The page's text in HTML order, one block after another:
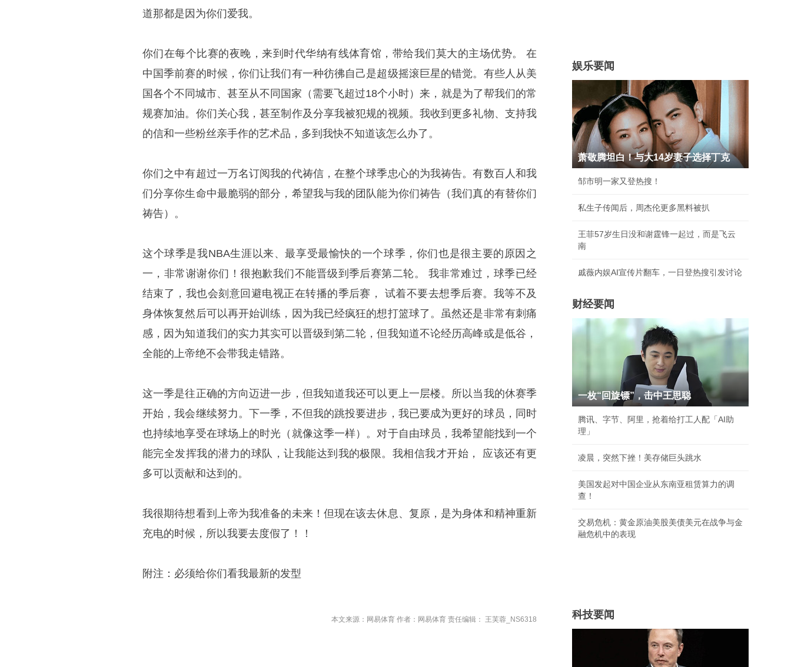
道那都是因为你们爱我。
你们在每个比赛的夜晚，来到时代华纳有线体育馆，带给我们莫大的主场优势。 在
中国季前赛的时候，你们让我们有一种彷彿自己是超级摇滚巨星的错觉。有些人从美
国各个不同城市、甚至从不同国家（需要飞超过18个小时）来，就是为了帮我们的常
规赛加油。你们关心我，甚至制作及分享我被犯规的视频。我收到更多礼物、支持我
的信和一些粉丝亲手作的艺术品，多到我快不知道该怎么办了。
你们之中有超过一万名订阅我的代祷信，在整个球季忠心的为我祷告。有数百人和我
们分享你生命中最脆弱的部分，希望我与我的团队能为你们祷告（我们真的有替你们
祷告）。
这个球季是我NBA生涯以来、最享受最愉快的一个球季，你们也是很主要的原因之
一，非常谢谢你们！很抱歉我们不能晋级到季后赛第二轮。 我非常难过，球季已经
结束了，我也会刻意回避电视正在转播的季后赛， 试着不要去想季后赛。我等不及
身体恢复然后可以再开始训练，因为我已经疯狂的想打篮球了。虽然还是非常有刺痛
感，因为知道我们的实力其实可以晋级到第二轮，但我知道不论经历高峰或是低谷，
全能的上帝绝不会带我走错路。
这一季是往正确的方向迈进一步，但我知道我还可以更上一层楼。所以当我的休赛季
开始，我会继续努力。下一季，不但我的跳投要进步，我已要成为更好的球员，同时
也持续地享受在球场上的时光（就像这季一样）。对于自由球员，我希望能找到一个
能完全发挥我的潜力的球队，让我能达到我的极限。我相信我才开始， 应该还有更
多可以贡献和达到的。
我很期待想看到上帝为我准备的未来！但现在该去休息、复原，是为身体和精神重新
充电的时候，所以我要去度假了！！
附注：必须给你们看我最新的发型
本文来源：网易体育 作者：网易体育 责任编辑： 王芙蓉_NS6318
娱乐要闻
萧敬腾坦白！与大14岁妻子选择丁克
邹市明一家又登热搜！
私生子传闻后，周杰伦更多黑料被扒
王菲57岁生日没和谢霆锋一起过，而是飞云
南
戚薇内娱AI宣传片翻车，一日登热搜引发讨论
财经要闻
一枚“回旋镖”，击中王思聪
腾讯、字节、阿里，抢着给打工人配「AI助
理」
凌晨，突然下挫！美存储巨头跳水
美国发起对中国企业从东南亚租赁算力的调
查！
交易危机：黄金原油美股美债美元在战争与金
融危机中的表现
科技要闻